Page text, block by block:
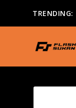
TRENDING: